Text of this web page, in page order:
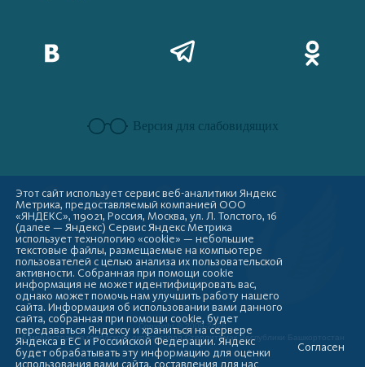
Версия для слабовидящих
Copyright © 2009-2026
Администрация городского округа город Стерлитамак Республики Башкортостан
Этот сайт использует сервис веб-аналитики Яндекс
Метрика, предоставляемый компанией ООО
«ЯНДЕКС», 119021, Россия, Москва, ул. Л. Толстого, 16
(далее — Яндекс) Сервис Яндекс Метрика
использует технологию «cookie» — небольшие
текстовые файлы, размещаемые на компьютере
пользователей с целью анализа их пользовательской
активности. Собранная при помощи cookie
информация не может идентифицировать вас,
однако может помочь нам улучшить работу нашего
сайта. Информация об использовании вами данного
сайта, собранная при помощи cookie, будет
передаваться Яндексу и храниться на сервере
Яндекса в ЕС и Российской Федерации. Яндекс
будет обрабатывать эту информацию для оценки
использования вами сайта, составления для нас
Согласен